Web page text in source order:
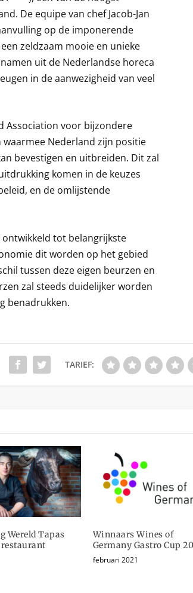
De equipe van chef Jacob-Jan
op de imponerende
zeldzaam mooie en unieke
uit de Nederlandse horeca
in de aanwezigheid van veel
Association voor bijzondere
Nederland zijn positie
bevestigen en uitbreiden. Dit zal
komen in de keuzes
en de omlijstende
tot belangrijkste
dit worden op het gebied
tussen deze eigen beurzen en
zal steeds duidelijker worden
benadrukken.
TARIEF:
Wereld Tapas
Winnaars Wines of
Germany Gastro Cup
februari 2021